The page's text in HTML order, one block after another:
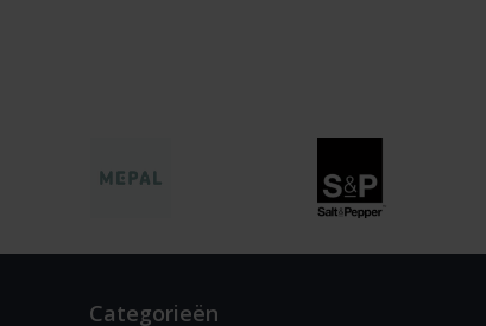
Categorieën